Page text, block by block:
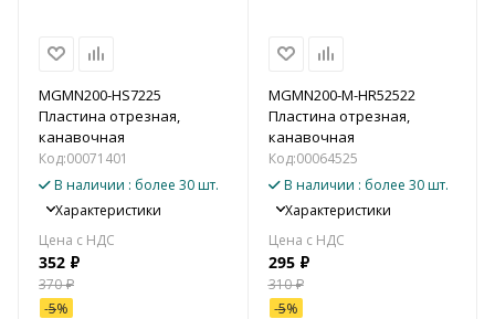
MGMN200-HS7225
Пластина отрезная,
канавочная
Код:00071401
В наличии : более 30 шт.
Характеристики
352 ₽
370₽
-5%
MGMN200-M-HR52522
Пластина отрезная,
канавочная
Код:00064525
В наличии : более 30 шт.
Характеристики
295₽
310₽
-5%